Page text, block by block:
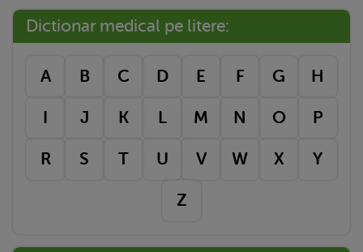
Dictionar medical pe litere:
A B C D E F G H
I J K L M N O P
R S T U V W X Y
Z